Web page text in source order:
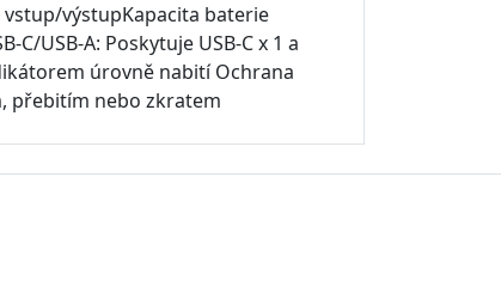
vstup/výstupKapacita baterie
USB-A: Poskytuje USB-C x 1 a
úrovně nabití Ochrana
přebitím nebo zkratem